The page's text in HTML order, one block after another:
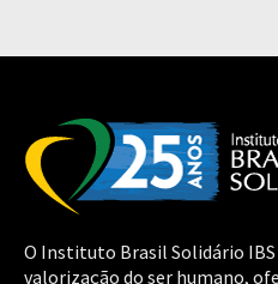
O Instituto Brasil Solidário IBS
valorização do ser humano,